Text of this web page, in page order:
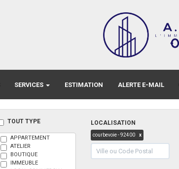
SERVICES ESTIMATION ALERTE E-MAIL
TOUT TYPE
APPARTEMENT
ATELIER
BOUTIQUE
IMMEUBLE
LOCALISATION
courbevoie - 92400 x